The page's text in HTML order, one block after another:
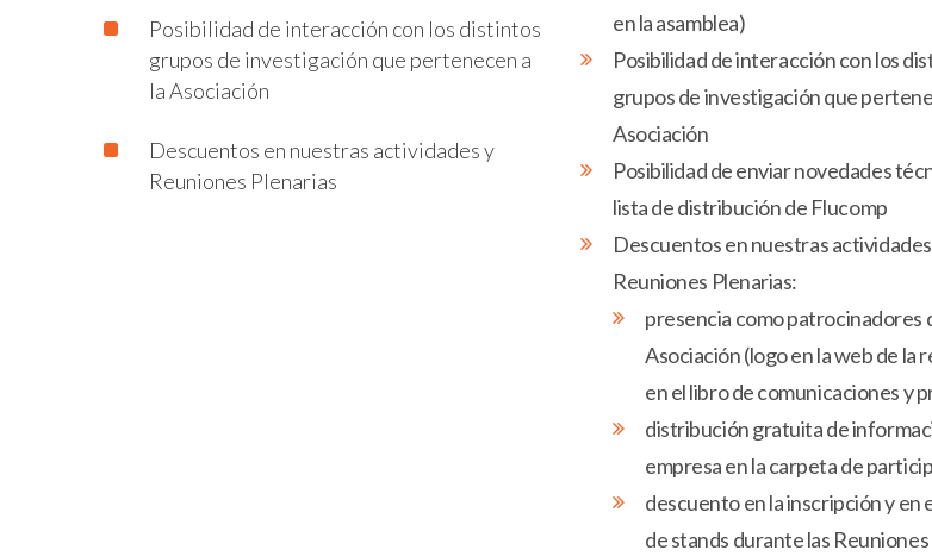
Posibilidad de interacción con los distintos
grupos de investigación que pertenecen a
la Asociación
Descuentos en nuestras actividades y
Reuniones Plenarias
en la asamblea)
Posibilidad de interacción con los
grupos de investigación que
Asociación
Posibilidad de enviar novedades
lista de distribución de Flucomp
Descuentos en nuestras
Reuniones Plenarias:
presencia como patrocinadores
Asociación (logo en la web de la
en el libro de comunicaciones y
distribución gratuita de
empresa en la carpeta de
descuento en la inscripción y en
de stands durante las